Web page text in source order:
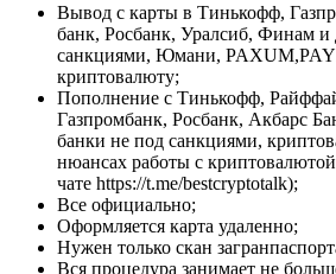
Вывод с карты в Тинькофф,
банк, Росбанк, Уралсиб, Финам и
санкциями, Юмани,
криптовалюту;
Пополнение с Тинькофф,
Газпромбанк, Росбанк, Акбарс
банки не под санкциями,
нюансах работы с
чате https://t.me/bestcryptotalk);
Все официально;
Оформляется карта удаленно;
Нужен только скан
Вся процедура занимает не